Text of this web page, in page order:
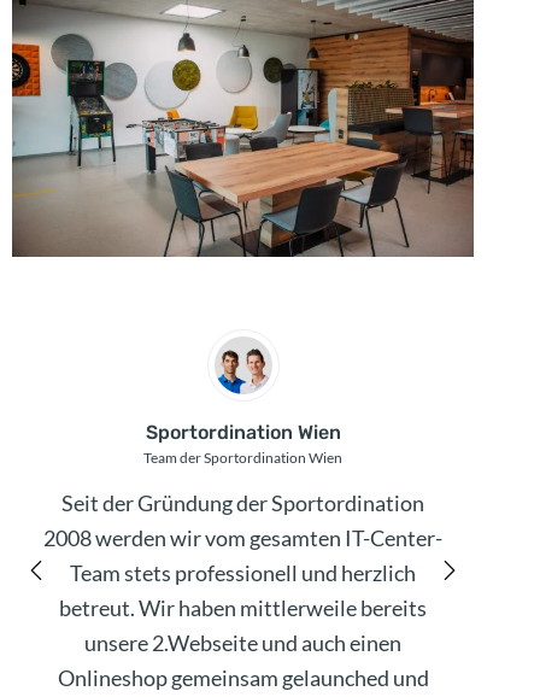
Sportordination Wien
Team der Sportordination Wien
Seit der Gründung der Sportordination
2008 werden wir vom gesamten IT-Center-
Team stets professionell und herzlich
betreut. Wir haben mittlerweile bereits
unsere 2.Webseite und auch einen
Onlineshop gemeinsam gelaunched und